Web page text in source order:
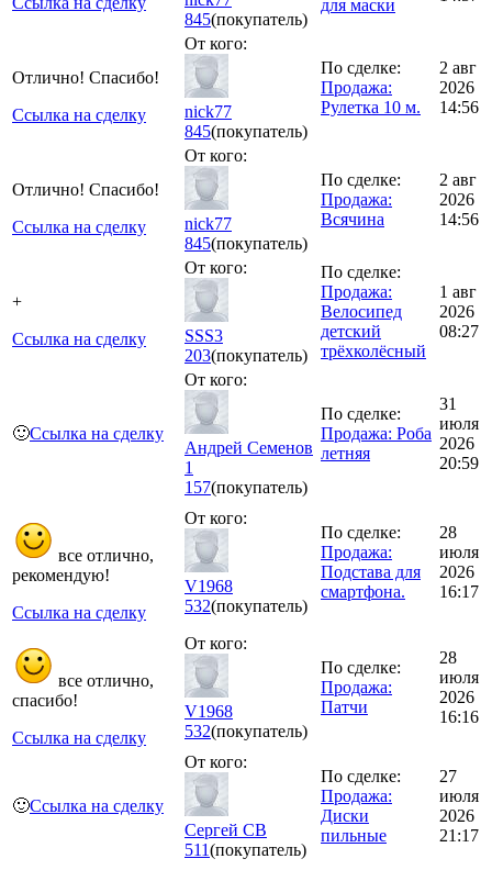
845(покупатель)
для маски
Отлично! Спасибо!
Ссылка на сделку
От кого:
nick77
845(покупатель)
По сделке:
Продажа:
Рулетка 10 м.
2 авг
2026
14:56
Отлично! Спасибо!
Ссылка на сделку
От кого:
nick77
845(покупатель)
По сделке:
Продажа:
Всячина
2 авг
2026
14:56
+
Ссылка на сделку
От кого:
SSS3
203(покупатель)
По сделке:
Продажа:
Велосипед
детский
трёхколёсный
1 авг
2026
08:27
🙂Ссылка на сделку
От кого:
Андрей Семенов
1
157(покупатель)
По сделке:
Продажа: Роба
летняя
31
июля
2026
20:59
все отлично,
рекомендую!
Ссылка на сделку
От кого:
V1968
532(покупатель)
По сделке:
Продажа:
Подстава для
смартфона.
28
июля
2026
16:17
все отлично,
спасибо!
Ссылка на сделку
От кого:
V1968
532(покупатель)
По сделке:
Продажа:
Патчи
28
июля
2026
16:16
🙂Ссылка на сделку
От кого:
Сергей СВ
511(покупатель)
По сделке:
Продажа:
Диски
пильные
27
июля
2026
21:17